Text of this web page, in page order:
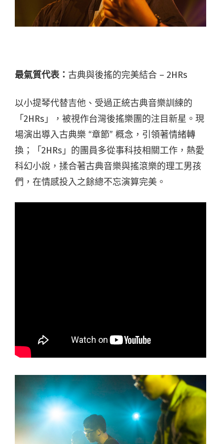
最氣質代表： 古典與後搖的完美結合 – 2HRs
以小提琴代替吉他、受過正統古典音樂訓練的
「2HRs」，被視作台灣後搖樂團的注目新星。現
場演出導入古典樂 “章節” 概念，引領著情緒轉
換；「2HRs」的團員多從事科技相關工作，熱愛
科幻小說，揉合著古典音樂與搖滾樂的理工男孩
們，在情感投入之餘總不忘演算完美。